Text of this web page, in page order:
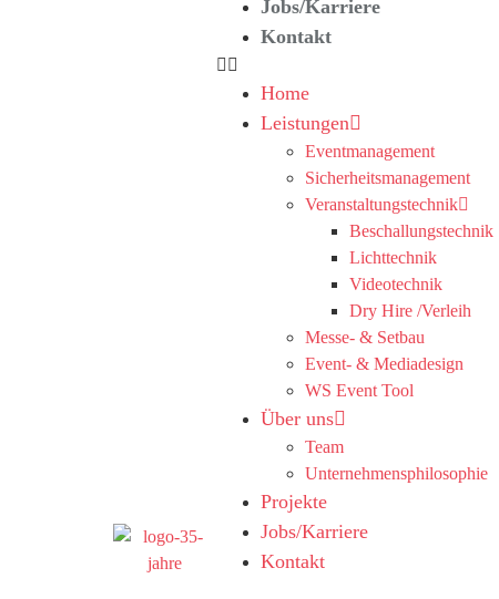
Jobs/Karriere
Kontakt
Home
Leistungen
Eventmanagement
Sicherheitsmanagement
Veranstaltungstechnik
Beschallungstechnik
Lichttechnik
Videotechnik
Dry Hire /Verleih
Messe- & Setbau
Event- & Mediadesign
WS Event Tool
Über uns
Team
Unternehmensphilosophie
Projekte
Jobs/Karriere
Kontakt